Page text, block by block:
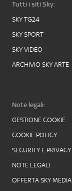
Tutti i siti Sky:
SKY TG24
SKY SPORT
SKY VIDEO
ARCHIVIO SKY ARTE
Note legali:
GESTIONE COOKIE
COOKIE POLICY
SECURITY E PRIVACY
NOTE LEGALI
OFFERTA SKY MEDIA